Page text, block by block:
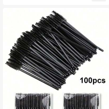
닝 도구 네일 네일 용품 네일 용품